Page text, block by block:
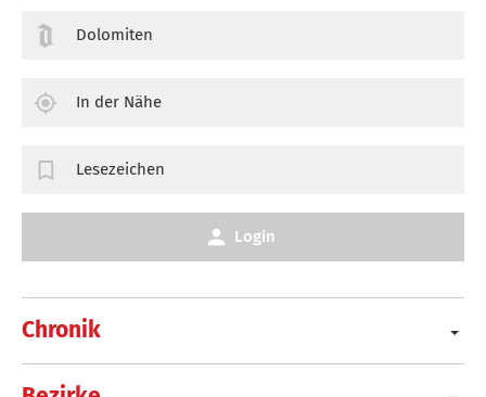
Chronik
Dolomiten
In der Nähe
Lesezeichen
Login